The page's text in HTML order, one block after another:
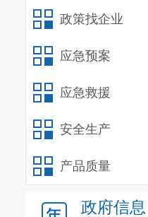
政策找企业
应急预案
应急救援
安全生产
产品质量
政府信息